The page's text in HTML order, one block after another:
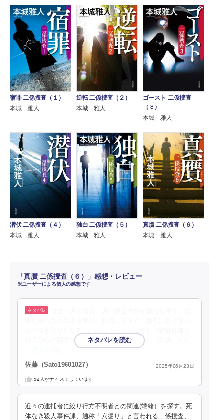
宿罪 二係捜査（１）
本城 雅人
逆転 二係捜査（２）
本城 雅人
ゴースト 二係捜査
（３）
本城 雅人
潜伏 二係捜査（４）
本城 雅人
独白 二係捜査（５）
本城 雅人
真贋 二係捜査（６）
本城 雅人
「真贋 二係捜査（６）」感想・レビュー
※ユーザーによる個人の感想です
犯人目線の両方で物語が進むミステリーだ。「真贋」とし
佐藤（Sato19601027） 2025年06月23日
92 人がナイス！しています
近々の逮捕者に絞り行方不明者との関連(端緒）を探す。死
体なき殺人事件課、通称「穴掘り」と言われる二係捜査、